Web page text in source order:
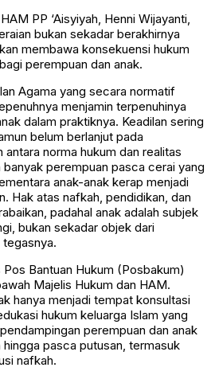
PP ‘Aisyiyah, Henni Wijayanti,
bukan sekadar berakhirnya
membawa konsekuensi hukum
perempuan dan anak.
Agama yang secara normatif
menjamin terpenuhinya
dalam praktiknya. Keadilan sering
belum berlanjut pada
norma hukum dan realitas
perempuan pasca cerai yang
anak-anak kerap menjadi
Hak atas nafkah, pendidikan, dan
padahal anak adalah subjek
bukan sekadar objek dari
Bantuan Hukum (Posbakum)
Majelis Hukum dan HAM.
hanya menjadi tempat konsultasi
hukum keluarga Islam yang
perempuan dan anak
pasca putusan, termasuk
nafkah.